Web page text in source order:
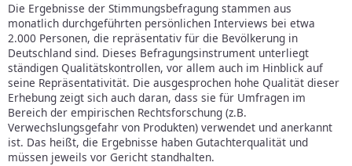
Die Ergebnisse der Stimmungsbefragung stammen aus
monatlich durchgeführten persönlichen Interviews bei etwa
2.000 Personen, die repräsentativ für die Bevölkerung in
Deutschland sind. Dieses Befragungsinstrument unterliegt
ständigen Qualitätskontrollen, vor allem auch im Hinblick auf
seine Repräsentativität. Die ausgesprochen hohe Qualität dieser
Erhebung zeigt sich auch daran, dass sie für Umfragen im
Bereich der empirischen Rechtsforschung (z.B.
Verwechslungsgefahr von Produkten) verwendet und anerkannt
ist. Das heißt, die Ergebnisse haben Gutachterqualität und
müssen jeweils vor Gericht standhalten.